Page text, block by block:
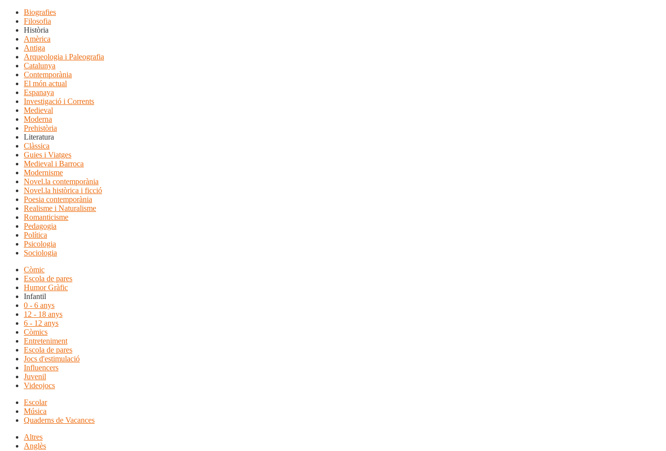
Biografies
Filosofia
Història
Amèrica
Antiga
Arqueologia i Paleografia
Catalunya
Contemporània
El món actual
Espanaya
Investigació i Corrents
Medieval
Moderna
Prehistòria
Literatura
Clàssica
Guies i Viatges
Medieval i Barroca
Modernisme
Novel.la contemporània
Novel.la històrica i ficció
Poesia contemporània
Realisme i Naturalisme
Romanticisme
Pedagogia
Política
Psicologia
Sociologia
Còmic
Escola de pares
Humor Gràfic
Infantil
0 - 6 anys
12 - 18 anys
6 - 12 anys
Còmics
Entreteniment
Escola de pares
Jocs d'estimulació
Influencers
Juvenil
Videojocs
Escolar
Música
Quaderns de Vacances
Altres
Anglès